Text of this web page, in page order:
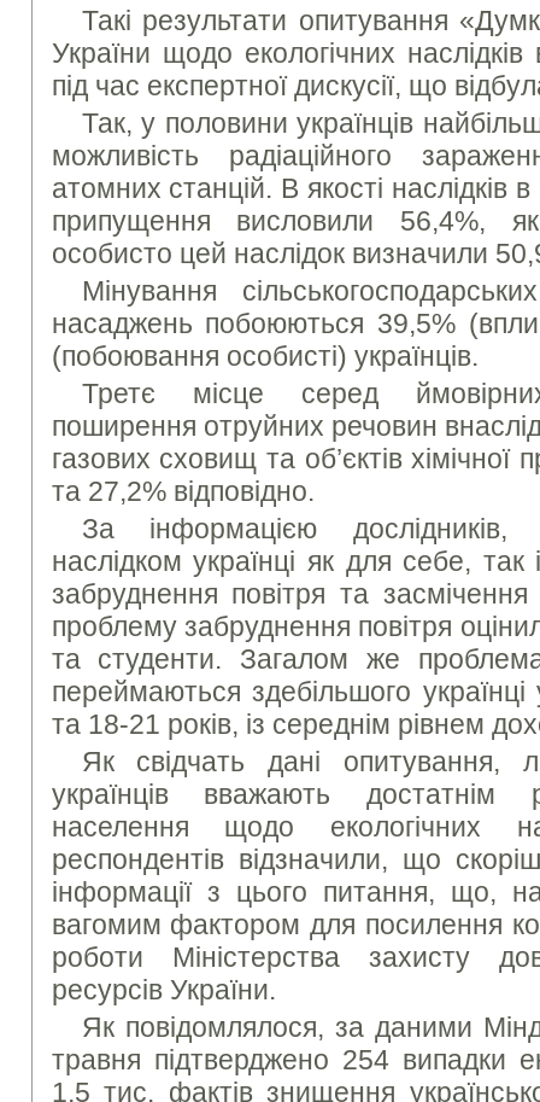
Такі результати опитування
України щодо екологічних
під час експертної дискусії, що
Так, у половини українців
можливість радіаційного
атомних станцій. В якості наслідків
припущення висловили 56,4%,
особисто цей наслідок визначили
Мінування
насаджень побоюються 39,5%
(побоювання особисті) українців.
Третє місце серед
поширення отруйних речовин
газових сховищ та об’єктів
та 27,2% відповідно.
За інформацією
наслідком українці як для себе,
забруднення повітря та
проблему забруднення повітря
та студенти. Загалом же
переймаються здебільшого
та 18-21 років, із середнім рівнем
Як свідчать дані опитування,
українців вважають достатнім
населення щодо екологічних
респондентів відзначили, що
інформації з цього питання, що,
вагомим фактором для посилення
роботи Міністерства захисту
ресурсів України.
Як повідомлялося, за даними
травня підтверджено 254 випадки
1,5 тис. фактів знищення